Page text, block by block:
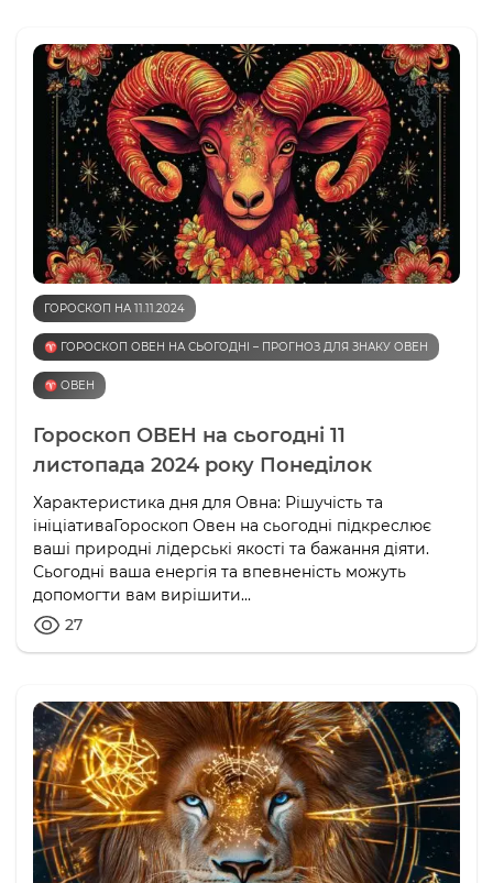
ГОРОСКОП НА 11.11.2024
♈️ ГОРОСКОП ОВЕН НА СЬОГОДНІ – ПРОГНОЗ ДЛЯ ЗНАКУ ОВЕН
♈️ ОВЕН
Гороскоп ОВЕН на сьогодні 11
листопада 2024 року Понеділок
Характеристика дня для Овна: Рішучість та
ініціативаГороскоп Овен на сьогодні підкреслює
ваші природні лідерські якості та бажання діяти.
Сьогодні ваша енергія та впевненість можуть
допомогти вам вирішити...
27